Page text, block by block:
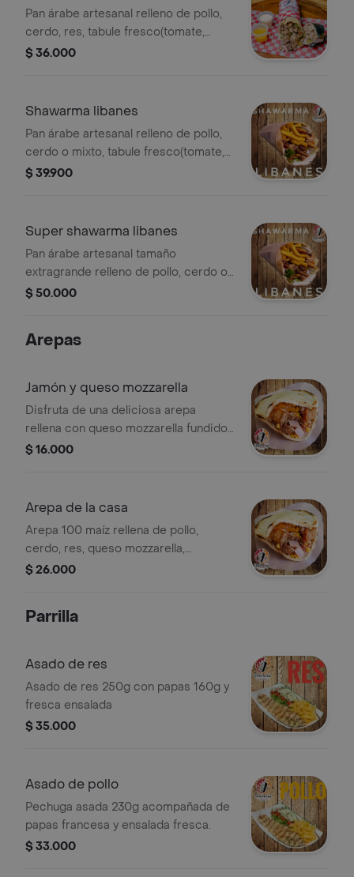
Pan árabe artesanal relleno de pollo,
cerdo, res, tabule fresco(tomate,
cebolla, pimentón, perejil ) ,salsa de
$ 36.000
Shawarma libanes
Pan árabe artesanal relleno de pollo,
cerdo o mixto, tabule fresco(tomate,
cebolla, pimentón, perejil ), queso
$ 39.900
Super shawarma libanes
Pan árabe artesanal tamaño
extragrande relleno de pollo, cerdo o
mixto, tabule fresco (tomate, cebolla,
$ 50.000
Arepas
Jamón y queso mozzarella
Disfruta de una deliciosa arepa
rellena con queso mozzarella fundido
y jamón.
$ 16.000
Arepa de la casa
Arepa 100 maíz rellena de pollo,
cerdo, res, queso mozzarella,
coronada con queso costeño, jamón y
$ 26.000
Parrilla
Asado de res
Asado de res 250g con papas 160g y
fresca ensalada
$ 35.000
Asado de pollo
Pechuga asada 230g acompañada de
papas francesa y ensalada fresca.
$ 33.000